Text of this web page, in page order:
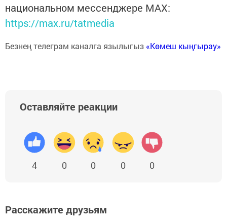
национальном мессенджере MАХ:
https://max.ru/tatmedia
Безнең телеграм каналга язылыгыз «Көмеш кыңгырау»
Оставляйте реакции
4 0 0 0 0
Расскажите друзьям